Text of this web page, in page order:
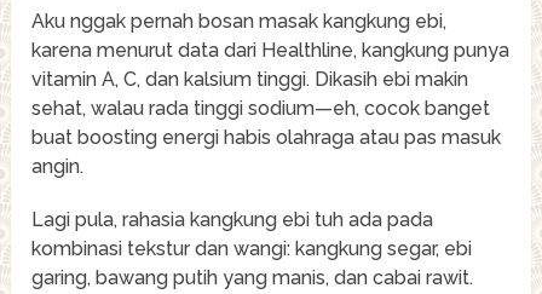
Aku nggak pernah bosan masak kangkung ebi,
karena menurut data dari Healthline, kangkung punya
vitamin A, C, dan kalsium tinggi. Dikasih ebi makin
sehat, walau rada tinggi sodium—eh, cocok banget
buat boosting energi habis olahraga atau pas masuk
angin.
Lagi pula, rahasia kangkung ebi tuh ada pada
kombinasi tekstur dan wangi: kangkung segar, ebi
garing, bawang putih yang manis, dan cabai rawit.